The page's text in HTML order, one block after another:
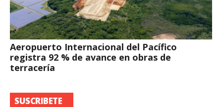
Aeropuerto Internacional del Pacífico
registra 92 % de avance en obras de
terracería
SUSCRIBETE